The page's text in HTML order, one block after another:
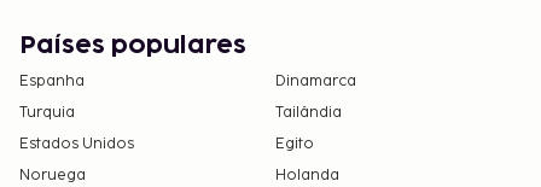
Países populares
Espanha
Dinamarca
Turquia
Tailândia
Estados Unidos
Egito
Noruega
Holanda